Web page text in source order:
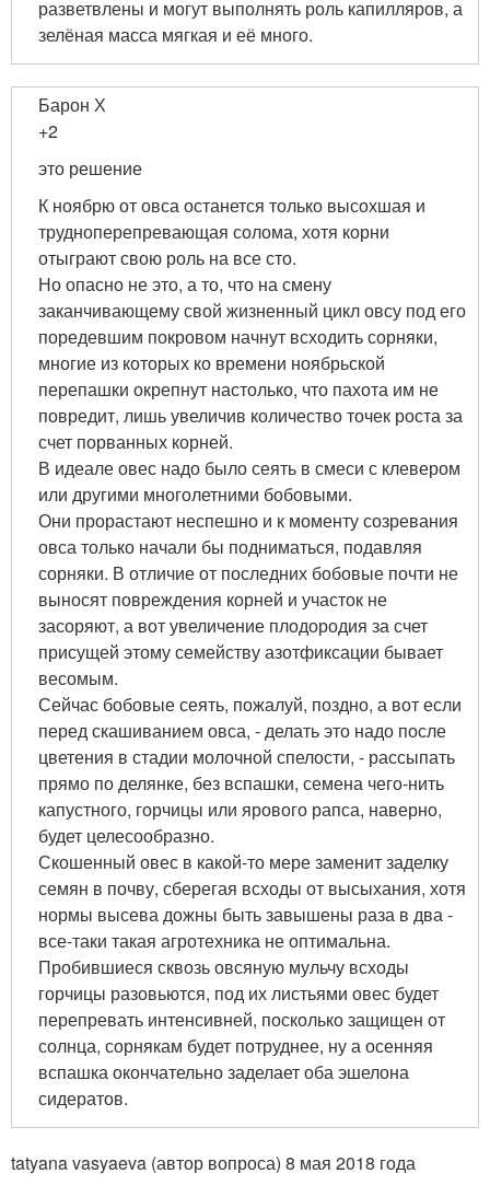
разветвлены и могут выполнять роль капилляров, а
зелёная масса мягкая и её много.
Барон Х
+2
это решение
К ноябрю от овса останется только высохшая и
трудноперепревающая солома, хотя корни
отыграют свою роль на все сто.
Но опасно не это, а то, что на смену
заканчивающему свой жизненный цикл овсу под его
поредевшим покровом начнут всходить сорняки,
многие из которых ко времени ноябрьской
перепашки окрепнут настолько, что пахота им не
повредит, лишь увеличив количество точек роста за
счет порванных корней.
В идеале овес надо было сеять в смеси с клевером
или другими многолетними бобовыми.
Они прорастают неспешно и к моменту созревания
овса только начали бы подниматься, подавляя
сорняки. В отличие от последних бобовые почти не
выносят повреждения корней и участок не
засоряют, а вот увеличение плодородия за счет
присущей этому семейству азотфиксации бывает
весомым.
Сейчас бобовые сеять, пожалуй, поздно, а вот если
перед скашиванием овса, - делать это надо после
цветения в стадии молочной спелости, - рассыпать
прямо по делянке, без вспашки, семена чего-нить
капустного, горчицы или ярового рапса, наверно,
будет целесообразно.
Скошенный овес в какой-то мере заменит заделку
семян в почву, сберегая всходы от высыхания, хотя
нормы высева дожны быть завышены раза в два -
все-таки такая агротехника не оптимальна.
Пробившиеся сквозь овсяную мульчу всходы
горчицы разовьются, под их листьями овес будет
перепревать интенсивней, посколько защищен от
солнца, сорнякам будет потруднее, ну а осенняя
вспашка окончательно заделает оба эшелона
сидератов.
tatyana vasyaeva (автор вопроса) 8 мая 2018 года